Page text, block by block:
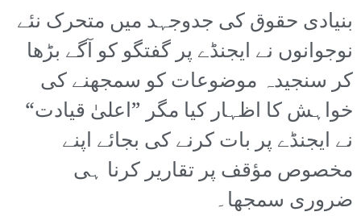
بنیادی حقوق کی جدوجہد میں متحرک نئے
نوجوانوں نے ایجنڈے پر گفتگو کو آگے بڑھا
کر سنجیدہ موضوعات کو سمجھنے کی
خواہش کا اظہار کیا مگر ”اعلیٰ قیادت“
نے ایجنڈے پر بات کرنے کی بجائے اپنے
مخصوص مؤقف پر تقاریر کرنا ہی
ضروری سمجھا۔